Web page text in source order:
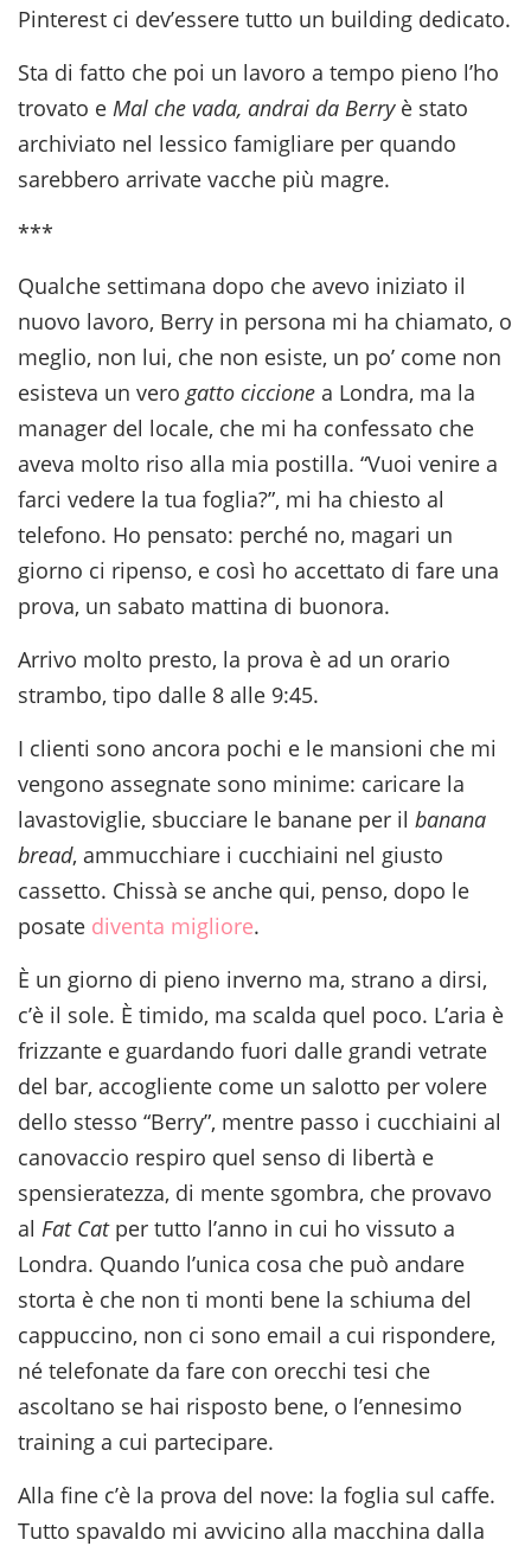
Pinterest ci dev’essere tutto un building dedicato.
Sta di fatto che poi un lavoro a tempo pieno l’ho
trovato e Mal che vada, andrai da Berryè stato
archiviato nel lessico famigliare per quando
sarebbero arrivate vacche più magre.
***
Qualche settimana dopo che avevo iniziato il
nuovo lavoro, Berry in persona mi ha chiamato, o
meglio, non lui, che non esiste, un po’ come non
esisteva un vero gatto ciccione a Londra, ma la
manager del locale, che mi ha confessato che
aveva molto riso alla mia postilla. “Vuoi venire a
farci vedere la tua foglia?”, mi ha chiesto al
telefono. Ho pensato: perché no, magari un
giorno ci ripenso, e così ho accettato di fare una
prova, un sabato mattina di buonora.
Arrivo molto presto, la prova è ad un orario
strambo, tipo dalle 8 alle 9:45.
I clienti sono ancora pochi e le mansioni che mi
vengono assegnate sono minime: caricare la
lavastoviglie, sbucciare le banane per il banana
bread, ammucchiare i cucchiaini nel giusto
cassetto. Chissà se anche qui, penso, dopo le
posate diventa migliore.
È un giorno di pieno inverno ma, strano a dirsi,
c’è il sole. È timido, ma scalda quel poco. L’aria è
frizzante e guardando fuori dalle grandi vetrate
del bar, accogliente come un salotto per volere
dello stesso “Berry”, mentre passo i cucchiaini al
canovaccio respiro quel senso di libertà e
spensieratezza, di mente sgombra, che provavo
al Fat Catper tutto l’anno in cui ho vissuto a
Londra. Quando l’unica cosa che può andare
storta è che non ti monti bene la schiuma del
cappuccino, non ci sono email a cui rispondere,
né telefonate da fare con orecchi tesi che
ascoltano se hai risposto bene, o l’ennesimo
training a cui partecipare.
Alla fine c’è la prova del nove: la foglia sul caffe.
Tutto spavaldo mi avvicino alla macchina dalla